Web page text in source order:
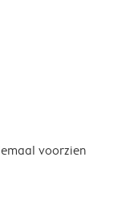
voorzien